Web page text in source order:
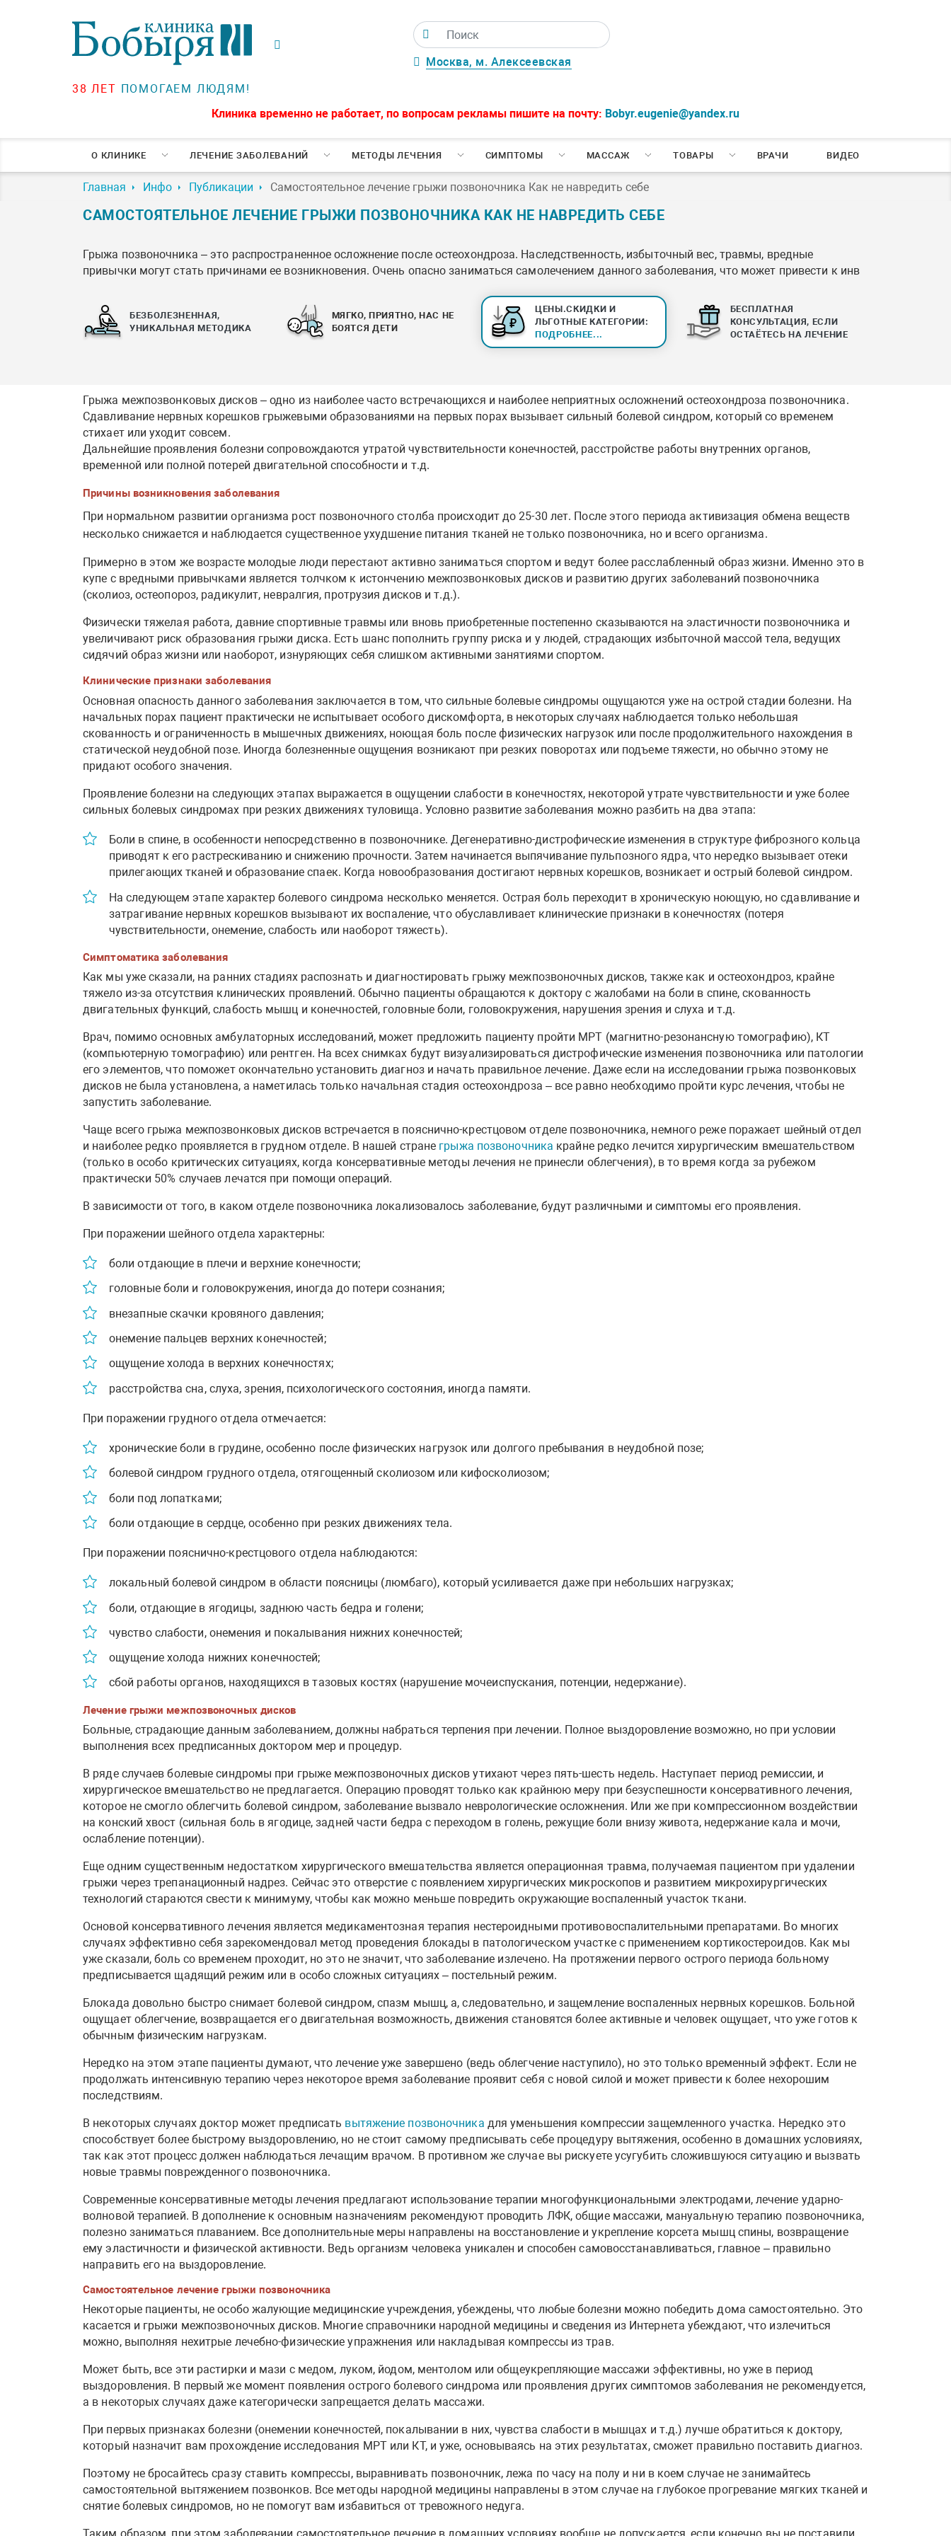
38 ЛЕТ ПОМОГАЕМ ЛЮДЯМ!
Москва, м. Алексеевская
Клиника временно не работает, по вопросам рекламы пишите на почту: Bobyr.eugenie@yandex.ru
О КЛИНИКЕ ЛЕЧЕНИЕ ЗАБОЛЕВАНИЙ МЕТОДЫ ЛЕЧЕНИЯ СИМПТОМЫ МАССАЖ ТОВАРЫ ВРАЧИ ВИДЕО
Главная Инфо Публикации Самостоятельное лечение грыжи позвоночника Как не навредить себе
САМОСТОЯТЕЛЬНОЕ ЛЕЧЕНИЕ ГРЫЖИ ПОЗВОНОЧНИКА КАК НЕ НАВРЕДИТЬ СЕБЕ
Грыжа позвоночника – это распространенное осложнение после остеохондроза. Наследственность, избыточный вес, травмы, вредные
привычки могут стать причинами ее возникновения. Очень опасно заниматься самолечением данного заболевания, что может привести к инв
БЕЗБОЛЕЗНЕННАЯ,
УНИКАЛЬНАЯ МЕТОДИКА
МЯГКО, ПРИЯТНО, НАС НЕ
БОЯТСЯ ДЕТИ
ЦЕНЫ.СКИДКИ И
ЛЬГОТНЫЕ КАТЕГОРИИ:
ПОДРОБНЕЕ...
БЕСПЛАТНАЯ
КОНСУЛЬТАЦИЯ, ЕСЛИ
ОСТАЁТЕСЬ НА ЛЕЧЕНИЕ
Грыжа межпозвонковых дисков – одно из наиболее часто встречающихся и наиболее неприятных осложнений остеохондроза позвоночника.
Сдавливание нервных корешков грыжевыми образованиями на первых порах вызывает сильный болевой синдром, который со временем
стихает или уходит совсем.
Дальнейшие проявления болезни сопровождаются утратой чувствительности конечностей, расстройстве работы внутренних органов,
временной или полной потерей двигательной способности и т.д.
Причины возникновения заболевания
При нормальном развитии организма рост позвоночного столба происходит до 25-30 лет. После этого периода активизация обмена веществ
несколько снижается и наблюдается существенное ухудшение питания тканей не только позвоночника, но и всего организма.
Примерно в этом же возрасте молодые люди перестают активно заниматься спортом и ведут более расслабленный образ жизни. Именно это в
купе с вредными привычками является толчком к истончению межпозвонковых дисков и развитию других заболеваний позвоночника
(сколиоз, остеопороз, радикулит, невралгия, протрузия дисков и т.д.).
Физически тяжелая работа, давние спортивные травмы или вновь приобретенные постепенно сказываются на эластичности позвоночника и
увеличивают риск образования грыжи диска. Есть шанс пополнить группу риска и у людей, страдающих избыточной массой тела, ведущих
сидячий образ жизни или наоборот, изнуряющих себя слишком активными занятиями спортом.
Клинические признаки заболевания
Основная опасность данного заболевания заключается в том, что сильные болевые синдромы ощущаются уже на острой стадии болезни. На
начальных порах пациент практически не испытывает особого дискомфорта, в некоторых случаях наблюдается только небольшая
скованность и ограниченность в мышечных движениях, ноющая боль после физических нагрузок или после продолжительного нахождения в
статической неудобной позе. Иногда болезненные ощущения возникают при резких поворотах или подъеме тяжести, но обычно этому не
придают особого значения.
Проявление болезни на следующих этапах выражается в ощущении слабости в конечностях, некоторой утрате чувствительности и уже более
сильных болевых синдромах при резких движениях туловища. Условно развитие заболевания можно разбить на два этапа:
Боли в спине, в особенности непосредственно в позвоночнике. Дегенеративно-дистрофические изменения в структуре фиброзного кольца
приводят к его растрескиванию и снижению прочности. Затем начинается выпячивание пульпозного ядра, что нередко вызывает отеки
прилегающих тканей и образование спаек. Когда новообразования достигают нервных корешков, возникает и острый болевой синдром.
На следующем этапе характер болевого синдрома несколько меняется. Острая боль переходит в хроническую ноющую, но сдавливание и
затрагивание нервных корешков вызывают их воспаление, что обуславливает клинические признаки в конечностях (потеря
чувствительности, онемение, слабость или наоборот тяжесть).
Симптоматика заболевания
Как мы уже сказали, на ранних стадиях распознать и диагностировать грыжу межпозвоночных дисков, также как и остеохондроз, крайне
тяжело из-за отсутствия клинических проявлений. Обычно пациенты обращаются к доктору с жалобами на боли в спине, скованность
двигательных функций, слабость мышц и конечностей, головные боли, головокружения, нарушения зрения и слуха и т.д.
Врач, помимо основных амбулаторных исследований, может предложить пациенту пройти МРТ (магнитно-резонансную томографию), КТ
(компьютерную томографию) или рентген. На всех снимках будут визуализироваться дистрофические изменения позвоночника или патологии
его элементов, что поможет окончательно установить диагноз и начать правильное лечение. Даже если на исследовании грыжа позвонковых
дисков не была установлена, а наметилась только начальная стадия остеохондроза – все равно необходимо пройти курс лечения, чтобы не
запустить заболевание.
Чаще всего грыжа межпозвонковых дисков встречается в пояснично-крестцовом отделе позвоночника, немного реже поражает шейный отдел
и наиболее редко проявляется в грудном отделе. В нашей стране грыжа позвоночника крайне редко лечится хирургическим вмешательством
(только в особо критических ситуациях, когда консервативные методы лечения не принесли облегчения), в то время когда за рубежом
практически 50% случаев лечатся при помощи операций.
В зависимости от того, в каком отделе позвоночника локализовалось заболевание, будут различными и симптомы его проявления.
При поражении шейного отдела характерны:
боли отдающие в плечи и верхние конечности;
головные боли и головокружения, иногда до потери сознания;
внезапные скачки кровяного давления;
онемение пальцев верхних конечностей;
ощущение холода в верхних конечностях;
расстройства сна, слуха, зрения, психологического состояния, иногда памяти.
При поражении грудного отдела отмечается:
хронические боли в грудине, особенно после физических нагрузок или долгого пребывания в неудобной позе;
болевой синдром грудного отдела, отягощенный сколиозом или кифосколиозом;
боли под лопатками;
боли отдающие в сердце, особенно при резких движениях тела.
При поражении пояснично-крестцового отдела наблюдаются:
локальный болевой синдром в области поясницы (люмбаго), который усиливается даже при небольших нагрузках;
боли, отдающие в ягодицы, заднюю часть бедра и голени;
чувство слабости, онемения и покалывания нижних конечностей;
ощущение холода нижних конечностей;
сбой работы органов, находящихся в тазовых костях (нарушение мочеиспускания, потенции, недержание).
Лечение грыжи межпозвоночных дисков
Больные, страдающие данным заболеванием, должны набраться терпения при лечении. Полное выздоровление возможно, но при условии
выполнения всех предписанных доктором мер и процедур.
В ряде случаев болевые синдромы при грыже межпозвоночных дисков утихают через пять-шесть недель. Наступает период ремиссии, и
хирургическое вмешательство не предлагается. Операцию проводят только как крайнюю меру при безуспешности консервативного лечения,
которое не смогло облегчить болевой синдром, заболевание вызвало неврологические осложнения. Или же при компрессионном воздействии
на конский хвост (сильная боль в ягодице, задней части бедра с переходом в голень, режущие боли внизу живота, недержание кала и мочи,
ослабление потенции).
Еще одним существенным недостатком хирургического вмешательства является операционная травма, получаемая пациентом при удалении
грыжи через трепанационный надрез. Сейчас это отверстие с появлением хирургических микроскопов и развитием микрохирургических
технологий стараются свести к минимуму, чтобы как можно меньше повредить окружающие воспаленный участок ткани.
Основой консервативного лечения является медикаментозная терапия нестероидными противовоспалительными препаратами. Во многих
случаях эффективно себя зарекомендовал метод проведения блокады в патологическом участке с применением кортикостероидов. Как мы
уже сказали, боль со временем проходит, но это не значит, что заболевание излечено. На протяжении первого острого периода больному
предписывается щадящий режим или в особо сложных ситуациях – постельный режим.
Блокада довольно быстро снимает болевой синдром, спазм мышц, а, следовательно, и защемление воспаленных нервных корешков. Больной
ощущает облегчение, возвращается его двигательная возможность, движения становятся более активные и человек ощущает, что уже готов к
обычным физическим нагрузкам.
Нередко на этом этапе пациенты думают, что лечение уже завершено (ведь облегчение наступило), но это только временный эффект. Если не
продолжать интенсивную терапию через некоторое время заболевание проявит себя с новой силой и может привести к более нехорошим
последствиям.
В некоторых случаях доктор может предписать вытяжение позвоночника для уменьшения компрессии защемленного участка. Нередко это
способствует более быстрому выздоровлению, но не стоит самому предписывать себе процедуру вытяжения, особенно в домашних условияях,
так как этот процесс должен наблюдаться лечащим врачом. В противном же случае вы рискуете усугубить сложившуюся ситуацию и вызвать
новые травмы поврежденного позвоночника.
Современные консервативные методы лечения предлагают использование терапии многофункциональными электродами, лечение ударно-
волновой терапией. В дополнение к основным назначениям рекомендуют проводить ЛФК, общие массажи, мануальную терапию позвоночника,
полезно заниматься плаванием. Все дополнительные меры направлены на восстановление и укрепление корсета мышц спины, возвращение
ему эластичности и физической активности. Ведь организм человека уникален и способен самовосстанавливаться, главное – правильно
направить его на выздоровление.
Самостоятельное лечение грыжи позвоночника
Некоторые пациенты, не особо жалующие медицинские учреждения, убеждены, что любые болезни можно победить дома самостоятельно. Это
касается и грыжи межпозвоночных дисков. Многие справочники народной медицины и сведения из Интернета убеждают, что излечиться
можно, выполняя нехитрые лечебно-физические упражнения или накладывая компрессы из трав.
Может быть, все эти растирки и мази с медом, луком, йодом, ментолом или общеукрепляющие массажи эффективны, но уже в период
выздоровления. В первый же момент появления острого болевого синдрома или проявления других симптомов заболевания не рекомендуется,
а в некоторых случаях даже категорически запрещается делать массажи.
При первых признаках болезни (онемении конечностей, покалывании в них, чувства слабости в мышцах и т.д.) лучше обратиться к доктору,
который назначит вам прохождение исследования МРТ или КТ, и уже, основываясь на этих результатах, сможет правильно поставить диагноз.
Поэтому не бросайтесь сразу ставить компрессы, выравнивать позвоночник, лежа по часу на полу и ни в коем случае не занимайтесь
самостоятельной вытяжением позвонков. Все методы народной медицины направлены в этом случае на глубокое прогревание мягких тканей и
снятие болевых синдромов, но не помогут вам избавиться от тревожного недуга.
Таким образом, при этом заболевании самостоятельное лечение в домашних условиях вообще не допускается, если конечно вы не поставили